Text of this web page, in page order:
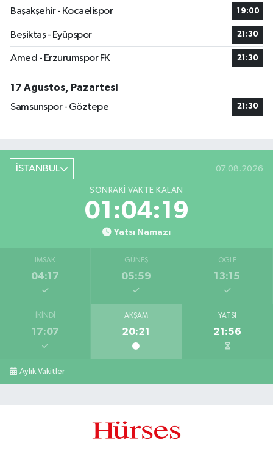
Başakşehir - Kocaelispor
19:00
Beşiktaş - Eyüpspor 21:30
Amed - Erzurumspor FK 21:30
17 Ağustos, Pazartesi
Samsunspor - Göztepe
21:30
İSTANBUL 07.08.2026
SONRAKI VAKTE KALAN
01:04:18
Yatsı Namazı
İMSAK
04:17
GÜNEŞ
05:59
ÖĞLE
13:15
İKINDI
17:07
AKŞAM
20:21
YATSI
21:56
Aylık Vakitler